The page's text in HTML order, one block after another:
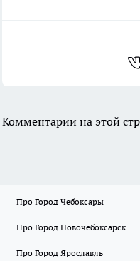
Комментарии на этой
Про Город Чебоксары
Про Город Новочебоксарск
Про Город Ярославль